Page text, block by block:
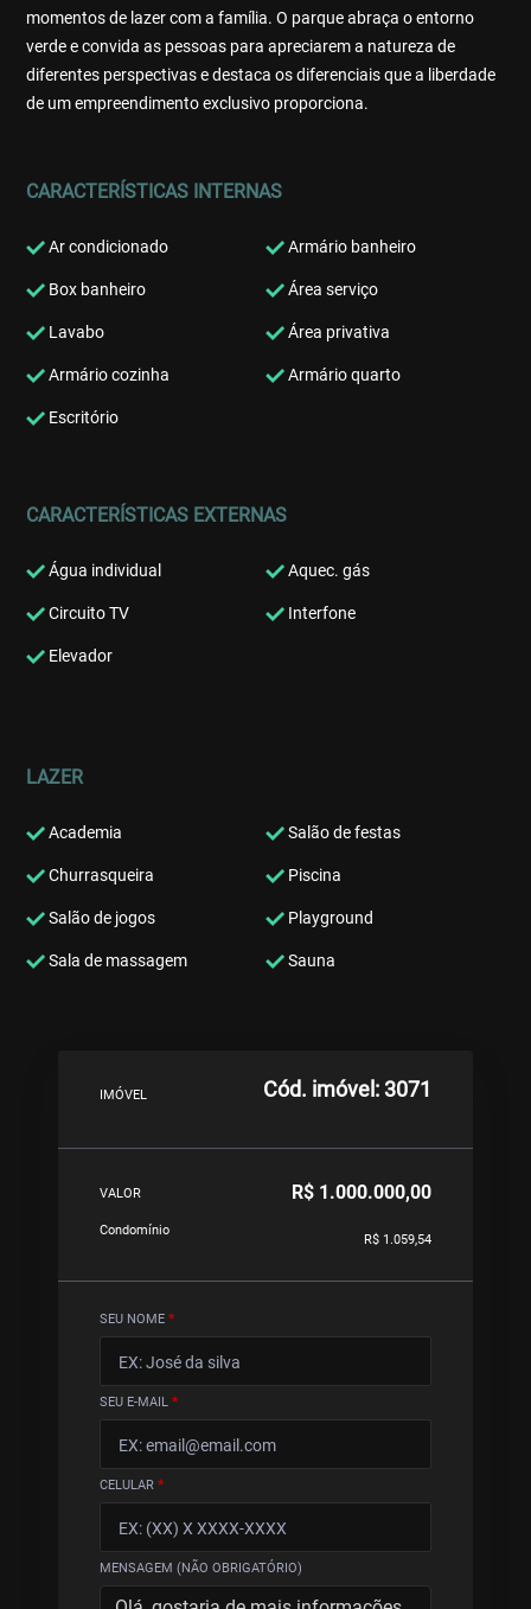
momentos de lazer com a família. O parque abraça o entorno
verde e convida as pessoas para apreciarem a natureza de
diferentes perspectivas e destaca os diferenciais que a liberdade
de um empreendimento exclusivo proporciona.
CARACTERÍSTICAS INTERNAS
Ar condicionado Armário banheiro
Box banheiro Área serviço
Lavabo Área privativa
Armário cozinha Armário quarto
Escritório
CARACTERÍSTICAS EXTERNAS
Água individual Aquec. gás
Circuito TV Interfone
Elevador
LAZER
Academia Salão de festas
Churrasqueira Piscina
Salão de jogos Playground
Sala de massagem Sauna
IMÓVEL Cód. imóvel: 3071
VALOR R$ 1.000.000,00
Condomínio
R$ 1.059,54
SEU NOME *
SEU E-MAIL *
CELULAR *
MENSAGEM (NÃO OBRIGATÓRIO)